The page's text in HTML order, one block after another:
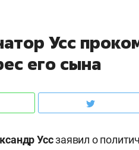
Усс
его сына
Уссзаявил о